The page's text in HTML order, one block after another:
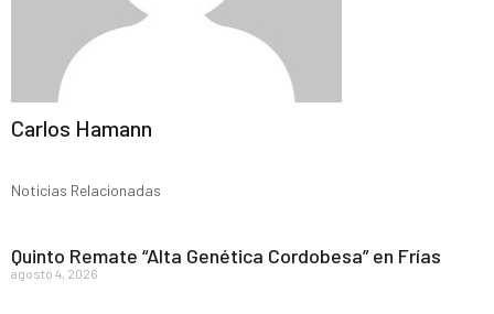
Carlos Hamann
Noticias Relacionadas
Quinto Remate “Alta Genética Cordobesa” en Frías
agosto 4, 2026